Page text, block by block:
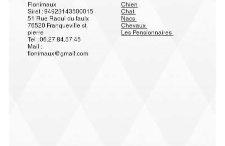
Flonimaux
Siret : 94923143500015
51 Rue Raoul du faulx
76520 Franqueville st
pierre
Tel : 06.27.84.57.45
Mail :
flonimaux@gmail.com
Chien
Chat
Nacs
Chevaux
Les Pensionnaires